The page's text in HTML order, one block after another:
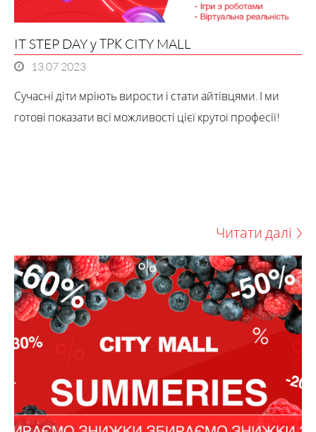
IT STEP DAY у ТРК CITY MALL
13.07 2023
Сучасні діти мріють вирости і стати айтівцями. І ми
готові показати всі можливості цієї крутої професії!
Читати далі